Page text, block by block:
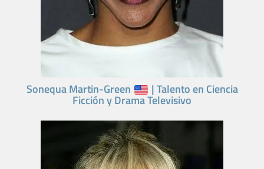
Sonequa Martin-Green | Talento en Ciencia
Ficción y Drama Televisivo